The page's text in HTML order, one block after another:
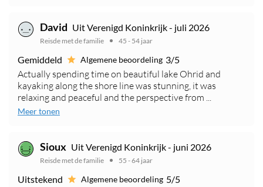
David Uit Verenigd Koninkrijk - juli 2026
Reisde met de familie 45 - 54 jaar
Gemiddeld Algemene beoordeling 3/5
Actually spending time on beautiful lake Ohrid and
kayaking along the shore line was stunning, it was
relaxing and peaceful and the perspective from ...
Meer tonen
Sioux Uit Verenigd Koninkrijk - juni 2026
Reisde met de familie 55 - 64 jaar
Uitstekend Algemene beoordeling 5/5